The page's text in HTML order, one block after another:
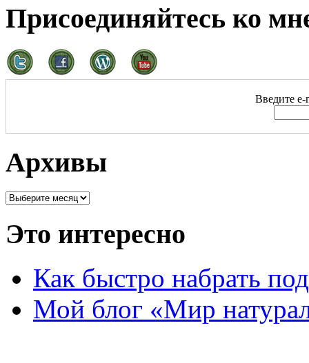
Присоединяйтесь ко
Введите e-
Архивы
Это интересно
Как быстро набрать
Мой блог «Мир